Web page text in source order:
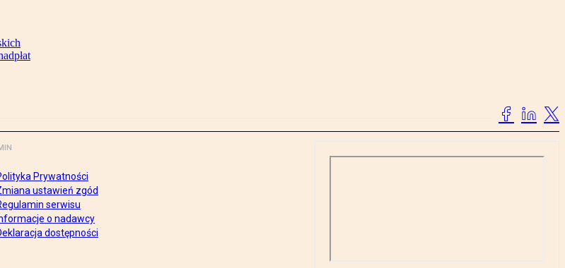
Prywatności
ustawień zgód
serwisu
o nadawcy
dostępności